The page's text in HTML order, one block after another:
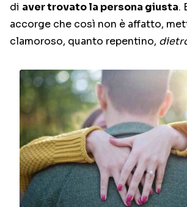
di aver trovato la persona giusta.
accorge che così non è affatto,
clamoroso, quanto repentino,